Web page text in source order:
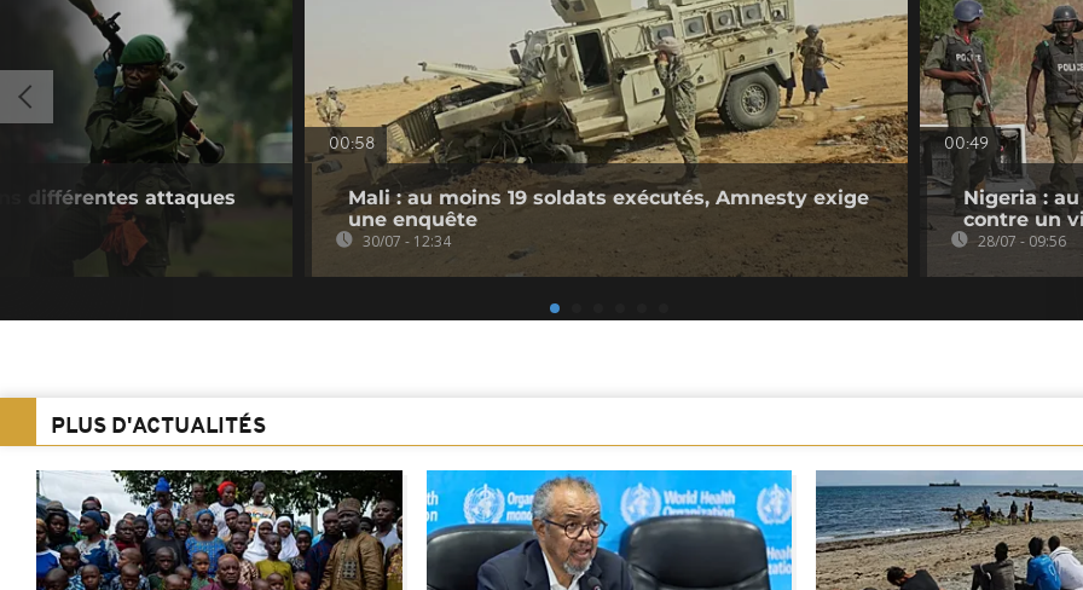
différentes attaques
00:58
Mali : au moins 19 soldats exécutés, Amnesty exige
une enquête
30/07 - 12:34
00:49
Nigeria :
contre un
28/07 - 09:56
PLUS D'ACTUALITÉS